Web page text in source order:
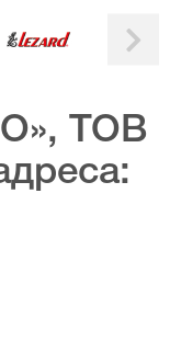
ТОВ